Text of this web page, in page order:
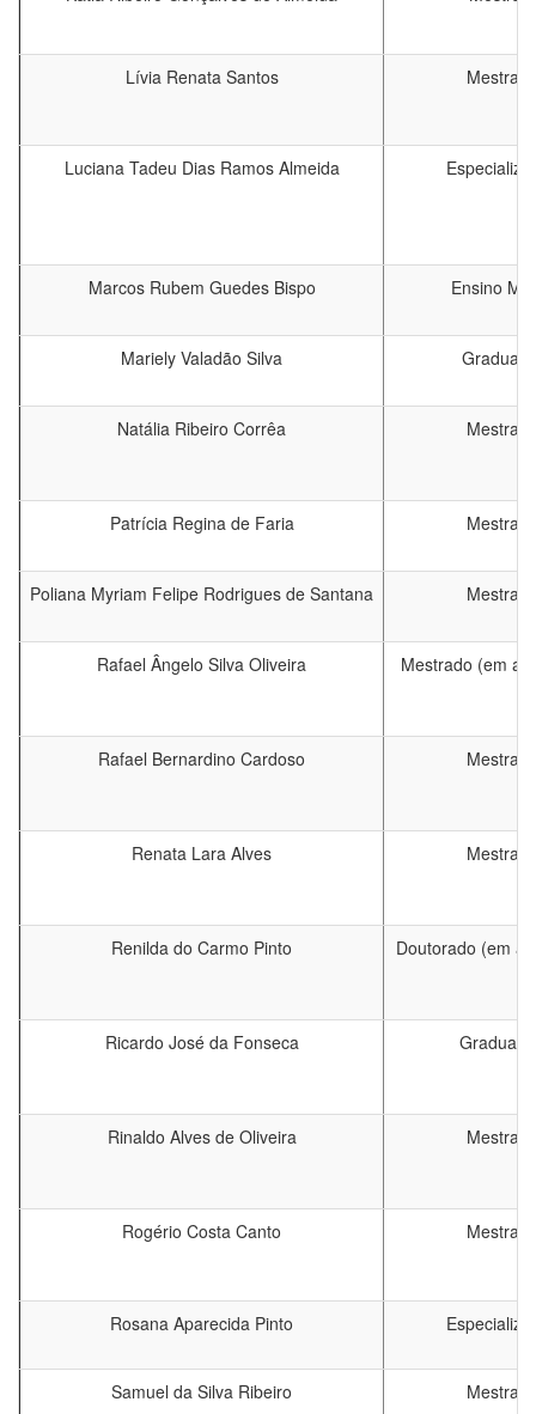
Lívia Renata Santos
Luciana Tadeu Dias Ramos Almeida
Marcos Rubem Guedes Bispo Ensino
Mariely Valadão Silva
Natália Ribeiro Corrêa
Patrícia Regina de Faria
Poliana Myriam Felipe Rodrigues de Santana
Rafael Ângelo Silva Oliveira Mestrado (em
Rafael Bernardino Cardoso
Renata Lara Alves
Renilda do Carmo Pinto Doutorado (em
Ricardo José da Fonseca
Rinaldo Alves de Oliveira
Rogério Costa Canto
Rosana Aparecida Pinto
Samuel da Silva Ribeiro